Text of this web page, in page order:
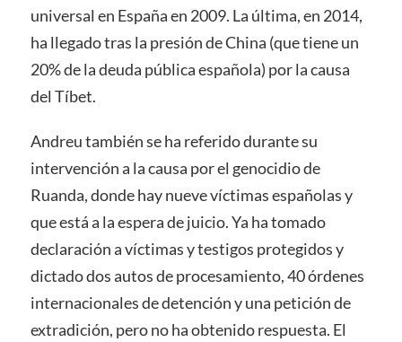
universal en España en 2009. La última, en 2014,
ha llegado tras la presión de China (que tiene un
20% de la deuda pública española) por la causa
del Tíbet.
Andreu también se ha referido durante su
intervención a la causa por el genocidio de
Ruanda, donde hay nueve víctimas españolas y
que está a la espera de juicio. Ya ha tomado
declaración a víctimas y testigos protegidos y
dictado dos autos de procesamiento, 40 órdenes
internacionales de detención y una petición de
extradición, pero no ha obtenido respuesta. El